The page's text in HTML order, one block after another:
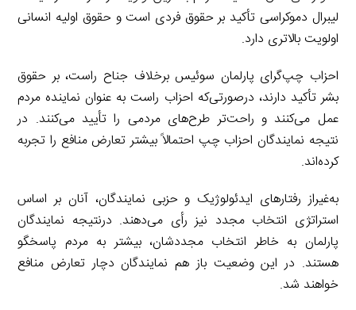
لیبرال دموکراسی تأکید بر حقوق فردی است و حقوق اولیه انسانی
اولویت بالاتری دارد.
احزاب چپ‌گرای پارلمان سوئیس برخلاف جناح راست، بر حقوق
بشر تأکید دارند، درصورتی‌که احزاب راست به عنوان نماینده مردم
عمل می‌کنند و راحت‌تر طرح‌های مردمی را تأیید می‌کنند. در
نتیجه نمایندگان احزاب چپ احتمالاً بیشتر تعارض منافع را تجربه
کرده‌اند.
به‌غیراز رفتارهای ایدئولوژیک و حزبی نمایندگان، آنان بر اساس
استراتژی انتخاب مجدد نیز رأی می‌دهند. درنتیجه نمایندگان
پارلمان به خاطر انتخاب مجددشان، بیشتر به مردم پاسخگو
هستند. در این وضعیت باز هم نمایندگان دچار تعارض منافع
خواهند شد.